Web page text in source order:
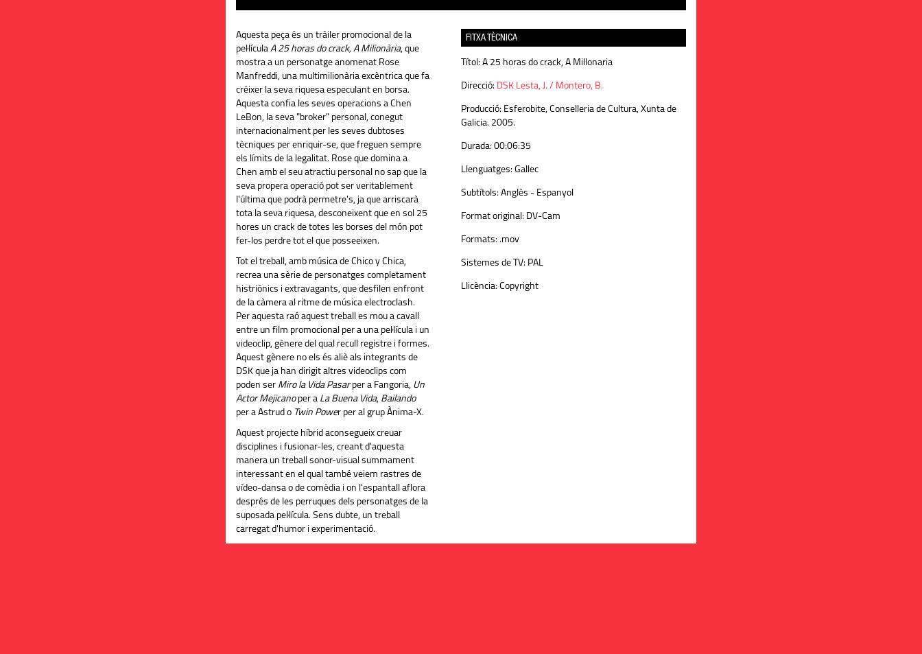
Aquesta peça és un tràiler promocional de la
pel·lícula A 25 horasdo crack, A Milionària, que
mostra a un personatge anomenat Rose
Manfreddi, una multimilionària excèntrica que fa
créixer la seva riquesa especulant en borsa.
Aquesta confia les seves operacions a Chen
LeBon, la seva "broker" personal, conegut
internacionalment per les seves dubtoses
tècniques per enriquir-se, que freguen sempre
els límits de la legalitat. Roseque domina a
Chen amb el seu atractiu personal no sap que la
seva propera operació pot ser veritablement
l'última que podrà permetre's, ja que arriscarà
tota la seva riquesa, desconeixent que en sol 25
hores un crackde totes les borses del món pot
fer-los perdre tot el que posseeixen.
Tot el treball, amb música de Chico y Chica,
recrea una sèrie de personatges completament
histriònics i extravagants, que desfilen enfront
de la càmera al ritme de música electroclash.
Per aquesta raó aquest treball es mou a cavall
entre un film promocional per a una pel·lícula i un
videoclip, gènere del qual recull registre i formes.
Aquest gènere no els és aliè als integrants de
DSKque ja han dirigit altres videoclips com
poden ser Miro la Vida Pasarper a Fangoria, Un
Actor Mejicanoper a La Buena Vida, Bailando
per a Astrud oTwin Power per al grup Ànima-X.
Aquest projecte híbrid aconsegueix creuar
disciplines i fusionar-les, creant d'aquesta
manera un treball sonor-visual summament
interessant en el qual també veiem rastres de
vídeo-dansa o de comèdia i on l'espantall aflora
després de les perruques dels personatges de la
suposada pel·lícula. Sens dubte, un treball
carregat d'humor i experimentació.
FITXA TÈCNICA
Títol: A 25 horas do crack, A Millonaria
Direcció: DSK Lesta, J. / Montero, B.
Producció: Esferobite, Conselleria de Cultura, Xunta de
Galicia. 2005.
Durada: 00:06:35
Llenguatges: Gallec
Subtítols: Anglès - Espanyol
Format original: DV-Cam
Formats: .mov
Sistemes de TV: PAL
Llicència: Copyright